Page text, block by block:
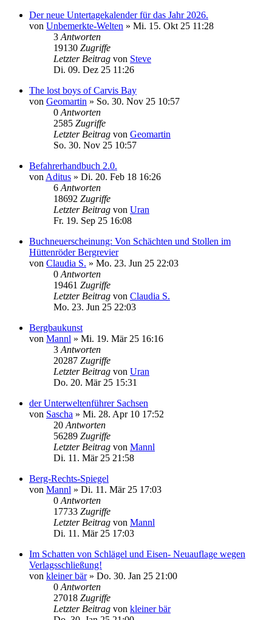
Der neue Untertagekalender für das Jahr 2026.
von Unbemerkte-Welten » Mi. 15. Okt 25 11:28
3 Antworten
19130 Zugriffe
Letzter Beitrag von Steve
Di. 09. Dez 25 11:26
The lost boys of Carvis Bay
von Geomartin » So. 30. Nov 25 10:57
0 Antworten
2585 Zugriffe
Letzter Beitrag von Geomartin
So. 30. Nov 25 10:57
Befahrerhandbuch 2.0.
von Aditus » Di. 20. Feb 18 16:26
6 Antworten
18692 Zugriffe
Letzter Beitrag von Uran
Fr. 19. Sep 25 16:08
Buchneuerscheinung: Von Schächten und Stollen im
Hüttenröder Bergrevier
von Claudia S. » Mo. 23. Jun 25 22:03
0 Antworten
19461 Zugriffe
Letzter Beitrag von Claudia S.
Mo. 23. Jun 25 22:03
Bergbaukunst
von Mannl » Mi. 19. Mär 25 16:16
3 Antworten
20287 Zugriffe
Letzter Beitrag von Uran
Do. 20. Mär 25 15:31
der Unterweltenführer Sachsen
von Sascha » Mi. 28. Apr 10 17:52
20 Antworten
56289 Zugriffe
Letzter Beitrag von Mannl
Di. 11. Mär 25 21:58
Berg-Rechts-Spiegel
von Mannl » Di. 11. Mär 25 17:03
0 Antworten
17733 Zugriffe
Letzter Beitrag von Mannl
Di. 11. Mär 25 17:03
Im Schatten von Schlägel und Eisen- Neuauflage wegen
Verlagsschließung!
von kleiner bär» Do. 30. Jan 25 21:00
0 Antworten
27018 Zugriffe
Letzter Beitrag von kleiner bär